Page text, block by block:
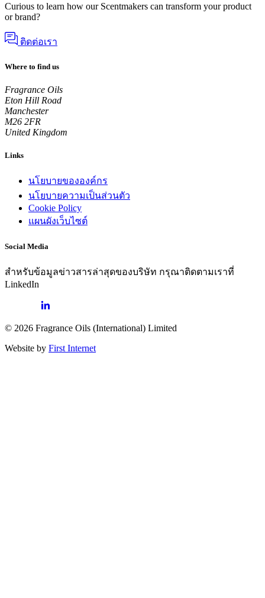
Curious to learn how our Scentmakers can transform your product
or brand?
ติดต่อเรา
Where to find us
Fragrance Oils
Eton Hill Road
Manchester
M26 2FR
United Kingdom
Links
นโยบายขององค์กร
นโยบายความเป็นส่วนตัว
Cookie Policy
แผนผังเว็บไซต์
Social Media
สำหรับข้อมูลข่าวสารล่าสุดของบริษัท กรุณาติดตามเราที่
LinkedIn
© 2026 Fragrance Oils (International) Limited
Website by First Internet